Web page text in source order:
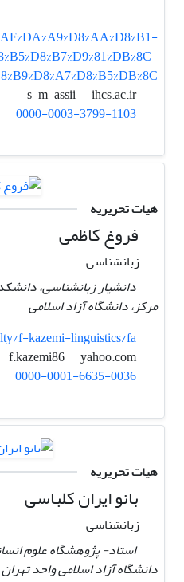
s_m_assii
ihcs.ac.ir
0000-0003-3799-1103
هیات تحریریه
فروغ کاظمی
زبانشناسی
دانشیار زبانشناسی،
مرکز، دانشگاه آزاد اسلامی
f-kazemi-linguistics/fa
yahoo.com
0000-0001-6635-0036
هیات تحریریه
بانو ایران کلباسی
زبانشناسی
استاد- پژوهشگاه علوم
دانشگاه آزاد اسلامی واحد